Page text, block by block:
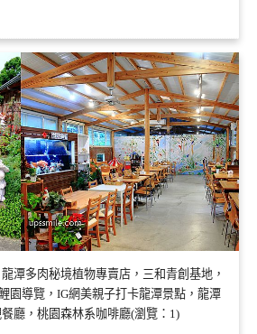
龍潭多肉秘境植物專賣店，三和青創基地，
園導覽，IG網美親子打卡龍潭景點，龍潭
廳，桃園森林系咖啡廳(瀏覽：1)